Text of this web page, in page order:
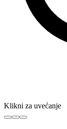
Klikni za uvećanje